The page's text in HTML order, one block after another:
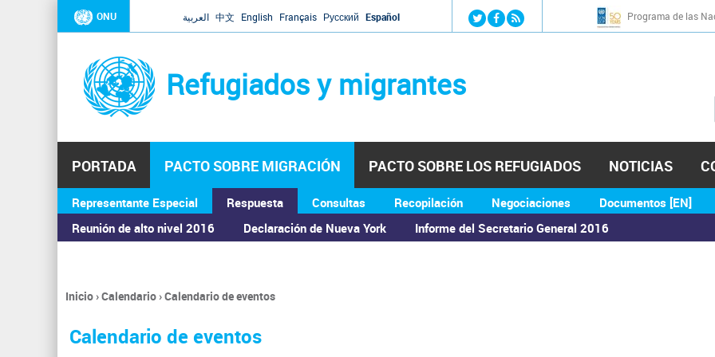
Jump to navigation
ONU العربية 中文 English Français Русский Español Programa de las
Refugiados y migrantes
PORTADA PACTO SOBRE MIGRACIÓN
Representante Especial
Respuesta
Reunión de alto nivel 2016
Declaración de Nueva York Informe del Secretario General 2016
Consultas Recopilación Negociaciones Documentos [EN]
PACTO SOBRE LOS REFUGIADOS NOTICIAS
ASAMBLEA GENERAL
Se
encuentra
usted
Inicio›Calendario›Calendario de eventos
Calendario de eventos